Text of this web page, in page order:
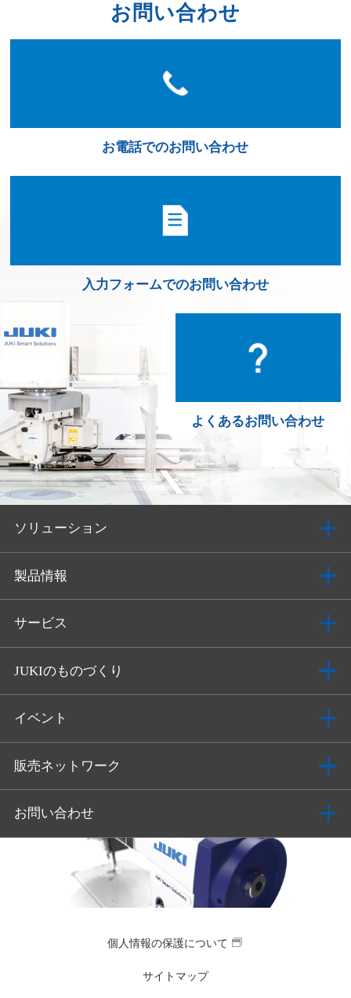
お問い合わせ
お電話でのお問い合わせ
入力フォームでのお問い合わせ
よくあるお問い合わせ
ソリューション
製品情報
サービス
JUKIのものづくり
イベント
販売ネットワーク
お問い合わせ
個人情報の保護について
サイトマップ